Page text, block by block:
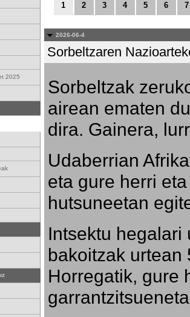
2025
1 2 3 4 5 6 7
2026-06-4
Sorbeltzaren
Sorbeltzak
airean ematen
dira. Gainera,
Udaberrian
eta gure herri
hutsuneetan
Intsektu hegalari
bakoitzak urtean
Horregatik, gure